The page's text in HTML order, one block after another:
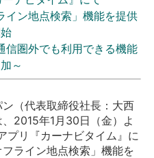
イン地点検索」機能を提供
信圏外でも利用できる機能
～
（代表取締役社長：大西
2015年1月30日（金）よ
プリ『カーナビタイム』に
ライン地点検索」機能を